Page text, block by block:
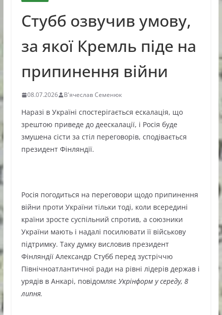
Стубб озвучив умову,
за якої Кремль піде на
припинення війни
08.07.2026 В'ячеслав Семенюк
Наразі в Україні спостерігається ескалація, що
зрештою приведе до деескалації, і Росія буде
змушена сісти за стіл переговорів, сподівається
президент Фінляндії.
Росія погодиться на переговори щодо припинення
війни проти України тільки тоді, коли всередині
країни зросте суспільний спротив, а союзники
України мають і надалі посилювати її військову
підтримку. Таку думку висловив президент
Фінляндії Александр Стубб перед зустріччю
Північноатлантичної ради на рівні лідерів держав і
урядів в Анкарі, повідомляєУкрінформ у середу, 8
липня.